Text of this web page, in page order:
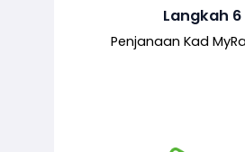
Langkah 6
Penjanaan Kad